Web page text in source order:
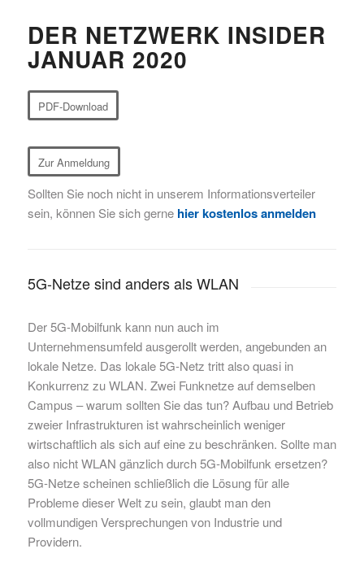
DER NETZWERK INSIDER
JANUAR 2020
PDF-Download
Zur Anmeldung
Sollten Sie noch nicht in unserem Informationsverteiler
sein, können Sie sich gerne hier kostenlos anmelden
5G-Netze sind anders als WLAN
Der 5G-Mobilfunk kann nun auch im
Unternehmensumfeld ausgerollt werden, angebunden an
lokale Netze. Das lokale 5G-Netz tritt also quasi in
Konkurrenz zu WLAN. Zwei Funknetze auf demselben
Campus – warum sollten Sie das tun? Aufbau und Betrieb
zweier Infrastrukturen ist wahrscheinlich weniger
wirtschaftlich als sich auf eine zu beschränken. Sollte man
also nicht WLAN gänzlich durch 5G-Mobilfunk ersetzen?
5G-Netze scheinen schließlich die Lösung für alle
Probleme dieser Welt zu sein, glaubt man den
vollmundigen Versprechungen von Industrie und
Providern.